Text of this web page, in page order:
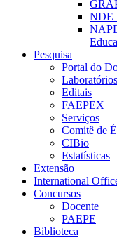
NDE
Pesquisa
Portal do
Laboratórios
Editais
FAEPEX
Serviços
Comitê de
CIBio
Estatísticas
Extensão
International
Concursos
Docente
PAEPE
Biblioteca